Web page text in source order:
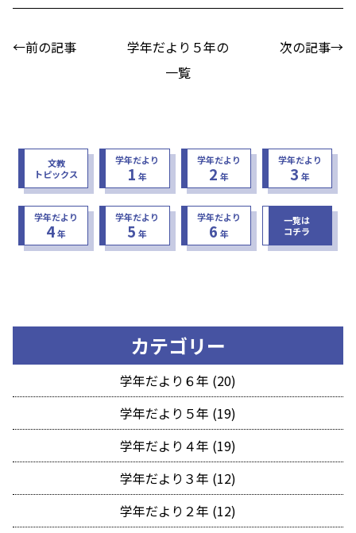
←前の記事
学年だより５年の
一覧
次の記事→
文教
トピックス
学年だより
1 年
学年だより
2 年
学年だより
3 年
学年だより
4年
学年だより
5 年
学年だより
6 年
一覧は
コチラ
カテゴリー
学年だより６年 (20)
学年だより５年 (19)
学年だより４年 (19)
学年だより３年 (12)
学年だより２年 (12)